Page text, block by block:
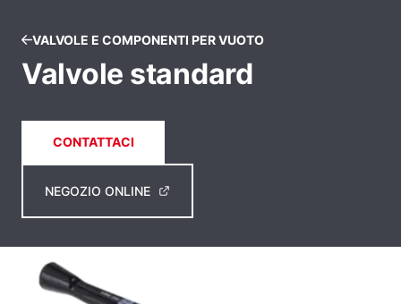
VALVOLE E COMPONENTI PER VUOTO
Valvole standard
CONTATTACI
NEGOZIO ONLINE